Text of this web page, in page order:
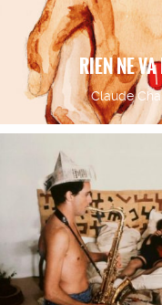
RIEN NE
Claude